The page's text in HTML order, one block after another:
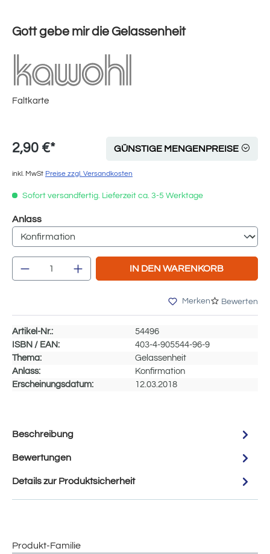
Gott gebe mir die Gelassenheit
Faltkarte
2,90 €* GÜNSTIGE MENGENPREISE
inkl. MwSt Preise zzgl. Versandkosten
Sofort versandfertig. Lieferzeit ca. 3-5 Werktage
Anlassauswählen
Produkt Anzahl: Gib den gewünschten
IN DEN WARENKORB
Merken Bewerten
Artikel-Nr.:
54496
ISBN / EAN:
403-4-905544-96-9
Thema:
Gelassenheit
Anlass:
Konfirmation
Erscheinungsdatum:
12.03.2018
Beschreibung
Bewertungen
Details zur Produktsicherheit
Produkt-Familie